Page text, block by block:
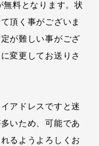
無料となります。状
頂く事がございま
が難しい事がござ
変更してお送りさ
アドレスですと迷
いため、可能であ
るようよろしくお